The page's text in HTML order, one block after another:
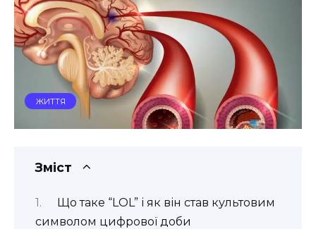
ЖИТТЯ
Зміст
Що таке “LOL” і як він став культовим
символом цифрової доби